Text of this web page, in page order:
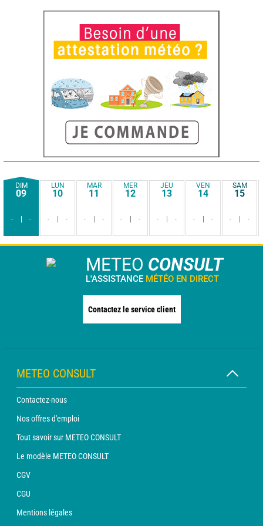
DIM
09
- -
LUN
10
- -
MAR
11
- -
MER
12
- -
JEU
13
- -
VEN
14
- -
SAM
15
- -
METEO CONSULT
L'ASSISTANCE MÉTÉO EN DIRECT
Contactez le service client
METEO CONSULT
Contactez-nous
Nos offres d'emploi
Tout savoir sur METEO CONSULT
Le modèle METEO CONSULT
CGV
CGU
Mentions légales